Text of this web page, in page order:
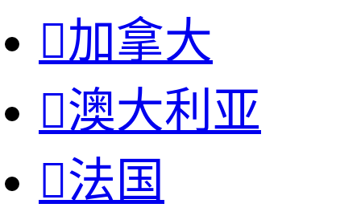
加拿大
澳大利亚
法国